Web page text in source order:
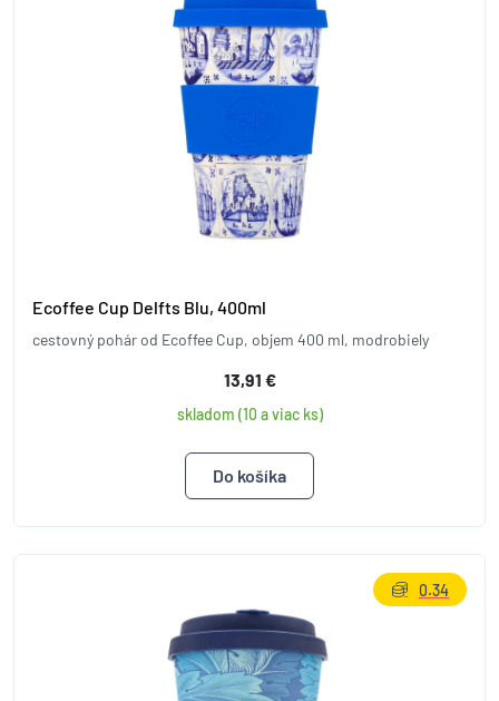
Ecoffee Cup Delfts Blu, 400ml
cestovný pohár od Ecoffee Cup, objem 400 ml, modrobiely
13,91 €
skladom (10 a viac ks)
0.34